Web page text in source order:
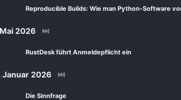
Reproducible Builds: Wie man Python-Software
2026 ⏭
RustDesk führt Anmeldepflicht ein
2026 ⏭
Die Sinnfrage